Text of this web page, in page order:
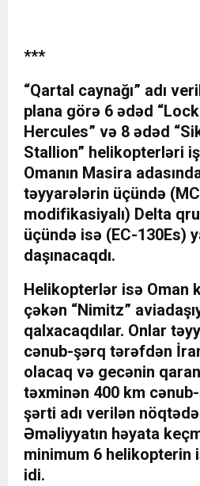
***
“Qartal caynağı” adı
plana görə 6 ədəd
Hercules” və 8 ədəd
Stallion” helikopterləri
Omanın Masira
təyyarələrin üçündə
modifikasiyalı) Delta
üçündə isə (EC-130Es)
daşınacaqdı.
Helikopterlər isə Oman
çəkən “Nimitz”
qalxacaqdılar. Onlar
cənub-şərq tərəfdən
olacaq və gecənin
təxminən 400 km
şərti adı verilən
Əməliyyatın həyata
minimum 6 helikopterin
idi.